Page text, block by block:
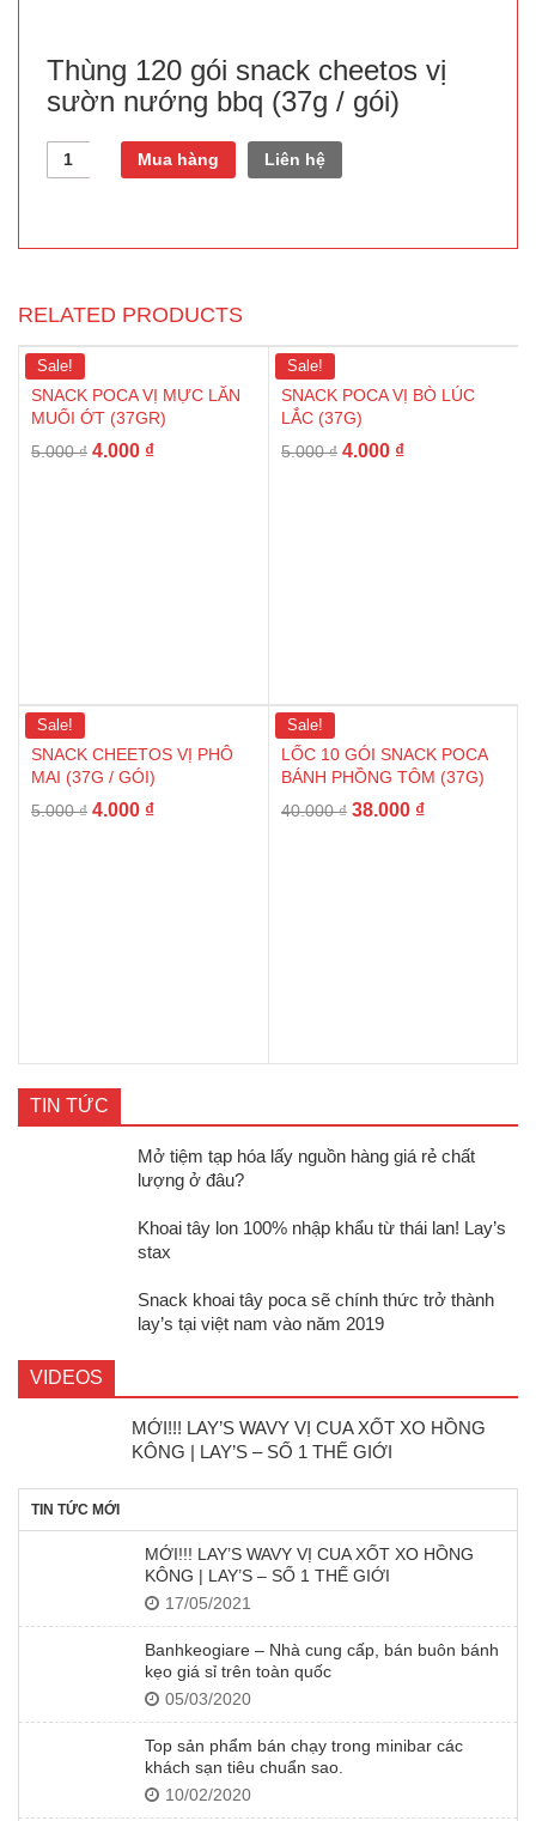
Thùng 120 gói snack cheetos vị
sườn nướng bbq (37g / gói)
Quantity Mua hàng Liên hệ
RELATED PRODUCTS
Sale!
SNACK POCA VỊ MỰC LĂN
MUỐI ỚT (37GR)
5.000₫ 4.000 ₫
Sale!
SNACK POCA VỊ BÒ LÚC
LẮC (37G)
5.000₫ 4.000 ₫
Sale!
SNACK CHEETOS VỊ PHÔ
MAI (37G / GÓI)
5.000₫ 4.000 ₫
Sale!
LỐC 10 GÓI SNACK POCA
BÁNH PHỒNG TÔM (37G)
40.000₫ 38.000 ₫
TIN TỨC
Mở tiệm tạp hóa lấy nguồn hàng giá rẻ chất
lượng ở đâu?
Khoai tây lon 100% nhập khẩu từ thái lan! Lay’s
stax
Snack khoai tây poca sẽ chính thức trở thành
lay’s tại việt nam vào năm 2019
VIDEOS
MỚI!!! LAY’S WAVY VỊ CUA XỐT XO HỒNG
KÔNG | LAY’S – SỐ 1 THẾ GIỚI
TIN TỨC MỚI
MỚI!!! LAY’S WAVY VỊ CUA XỐT XO HỒNG
KÔNG | LAY’S – SỐ 1 THẾ GIỚI
17/05/2021
Banhkeogiare – Nhà cung cấp, bán buôn bánh
kẹo giá sỉ trên toàn quốc
05/03/2020
Top sản phẩm bán chạy trong minibar các
khách sạn tiêu chuẩn sao.
10/02/2020